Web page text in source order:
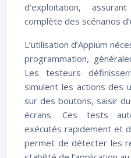
d’exploitation,
complète des scénarios
L’utilisation d’Appium
programmation,
Les testeurs
simulent les actions des
sur des boutons, saisir
écrans. Ces tests
exécutés rapidement et
permet de détecter les